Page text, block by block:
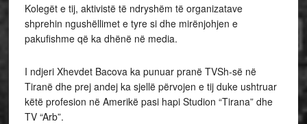
Kolegët e tij, aktivistë të ndryshëm të organizatave
shprehin ngushëllimet e tyre si dhe mirënjohjen e
pakufishme që ka dhënë në media.
I ndjeri Xhevdet Bacova ka punuar pranë TVSh-së në
Tiranë dhe prej andej ka sjellë përvojen e tij duke ushtruar
këtë profesion në Amerikë pasi hapi Studion “Tirana” dhe
TV “Arb”.